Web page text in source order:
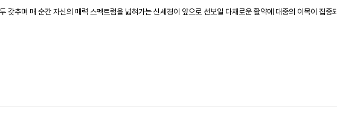
갖추며 매 순간 자신의 매력 스펙트럼을 넓혀가는 신세경이 앞으로 선보일 다채로운 활약에 대중의 이목이 집중